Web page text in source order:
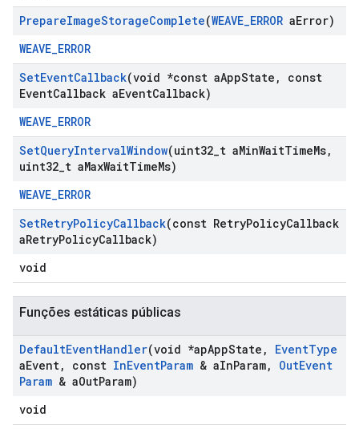
PrepareImageStorageComplete(WEAVE_ERROR aError)
WEAVE_ERROR
SetEventCallback(void *const aAppState ,
const
EventCallback aEventCallback)
WEAVE_ERROR
SetQueryIntervalWindow(uint32 t aMinWaitTimeMs,
uint32 t aMaxWaitTimeMs)
WEAVE_ERROR
SetRetryPolicyCallback(const RetryPolicyCallback
aRetryPolicyCallback)
void
Funções estáticas públicas
DefaultEventHandler(void *apAppState , EventType
aEvent, const InEventParam & aInParam, OutEvent
Param & aOutParam)
void